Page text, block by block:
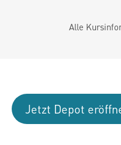
Alle
Jetzt Depot